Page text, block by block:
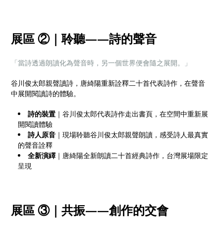
展區 ②｜聆聽——詩的聲音
「當詩透過朗讀化為聲音時，另一個世界便會隨之展開。」
谷川俊太郎親聲讀詩，唐綺陽重新詮釋二十首代表詩作，在聲音
中展開閱讀詩的體驗。
詩的裝置 ｜谷川俊太郎代表詩作走出書頁，在空間中重新展
開閱讀體驗
詩人原音 ｜現場聆聽谷川俊太郎親聲朗讀，感受詩人最真實
的聲音詮釋
全新演繹 ｜唐綺陽全新朗讀二十首經典詩作，台灣展場限定
呈現
展區 ③｜共振——創作的交會